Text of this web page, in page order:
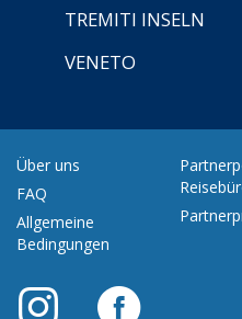
TREMITI INSELN
VENETO
Über uns
FAQ
Allgemeine
Bedingungen